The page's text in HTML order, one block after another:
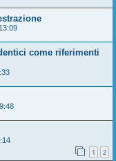
come riferimenti
1 2